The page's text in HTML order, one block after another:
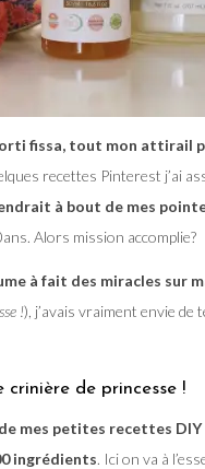
fissa, tout mon attirail
recettes Pinterest j’ai
à bout de mes
Alors mission accomplie?
à fait des miracles sur
!), j’avais vraiment envie de
de princesse !
de mes petites recettes
ingrédients. Ici on va à